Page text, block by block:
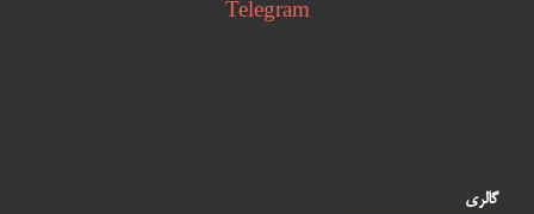
Telegram
گالری